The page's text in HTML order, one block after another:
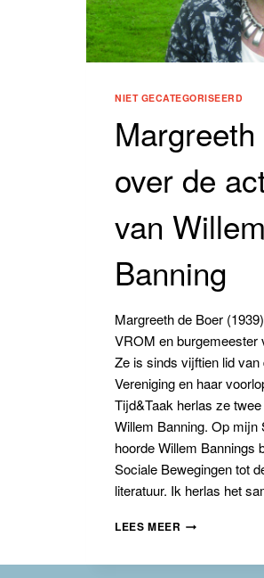
NIET GECATEGORISEERD
over de
van Willem
Banning
Margreeth de Boer
VROM en burgemeester
Ze is sinds vijftien lid van
Vereniging en haar
Tijd&Taak herlas ze
Willem Banning. Op mijn
hoorde Willem Bannings
Sociale Bewegingen tot
literatuur. Ik herlas het
LEES MEER MARGREETH